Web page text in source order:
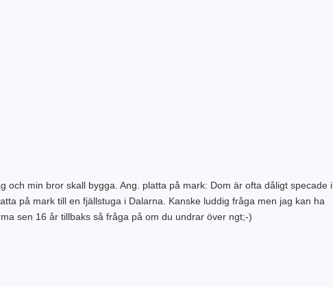
och min bror skall bygga. Ang. platta på mark: Dom är ofta dåligt specade i
på mark till en fjällstuga i Dalarna. Kanske luddig fråga men jag kan ha
sen 16 år tillbaks så fråga på om du undrar över ngt;-)